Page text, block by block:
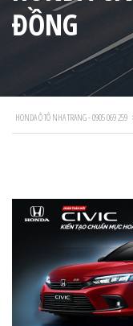
ĐỒNG
HONDA Ô TÔ NHA TRANG - 0905 069 259